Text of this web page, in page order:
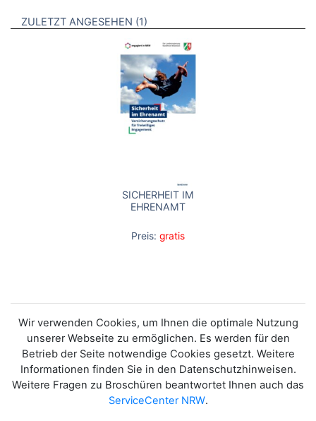
ZULETZT ANGESEHEN 1 BROSCHÜREN
SICHERHEIT IM
EHRENAMT
Preis: gratis
Wir verwenden Cookies, um Ihnen die optimale Nutzung
unserer Webseite zu ermöglichen. Es werden für den
Betrieb der Seite notwendige Cookies gesetzt. Weitere
Informationen finden Sie in den Datenschutzhinweisen.
Weitere Fragen zu Broschüren beantwortet Ihnen auch das
ServiceCenter NRW.